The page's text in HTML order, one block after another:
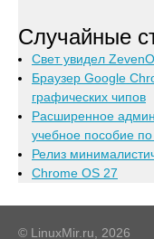
Случайные
Свет увидел
Браузер Google
графических чипов
Расширенное
учебное пособие по
Релиз
Chrome OS 27
© LinuxMir.ru, 2026